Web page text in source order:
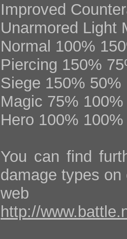
Improved
Unarmored Light
Normal 100%
Piercing 150%
Siege 150%
Magic 75%
Hero 100%
You can find
damage types on
http://